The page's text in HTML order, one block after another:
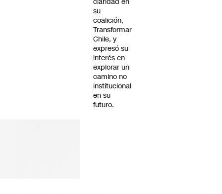
su
coalición,
Transformar
Chile, y
expresó su
interés en
explorar un
camino no
institucional
en su
futuro.